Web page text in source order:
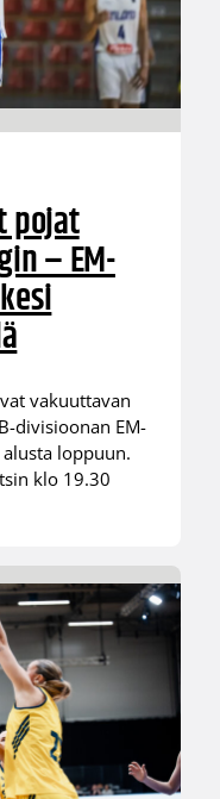
pojat
– EM-
vakuuttavan
divisioonan EM-
loppuun.
klo 19.30